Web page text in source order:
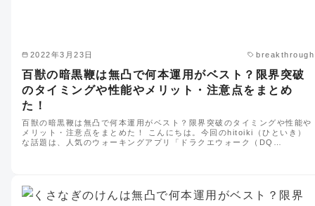
2022年3月23日 breakthrough
百獣の暗黒鞭は無凸で何本運用がベスト？限界突破
のタイミングや性能やメリット・注意点をまとめ
た！
百獣の暗黒鞭は無凸で何本運用がベスト？限界突破のタイミングや性能や
メリット・注意点をまとめた！ こんにちは。今回のhitoiki（ひといき）
な話題は、人気のウォーキングアプリ「ドラクエウォーク（DQ…